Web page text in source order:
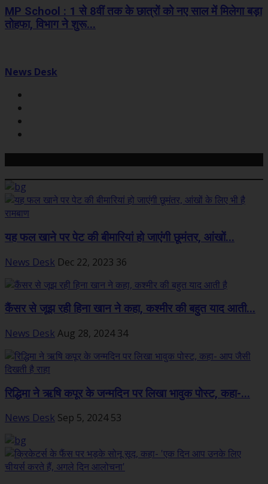
MP School : 1 से 8वीं तक के छात्रों को नए साल में मिलेगा बड़ा
तोहफा, विभाग ने शुरू...
News Desk
यह फल खाने पर पेट की बीमारियां हो जाएंगी छूमंतर, आंखों...
News Desk Dec 22, 2023 36
कैंसर से जूझ रही हिना खान ने कहा, कश्मीर की बहुत याद आती...
News Desk Aug 28, 2024 34
रिद्धिमा ने ऋषि कपूर के जन्मदिन पर लिखा भावुक पोस्ट, कहा-...
News Desk Sep 5, 2024 53